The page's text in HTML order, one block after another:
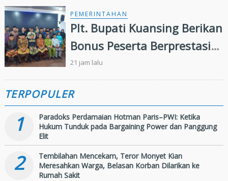
PEMERINTAHAN
Plt. Bupati Kuansing Berikan
Bonus Peserta Berprestasi
MTQ ke 44 Tingkat Provinsi
Riau
21 jam lalu
TERPOPULER
1
Paradoks Perdamaian Hotman Paris–PWI: Ketika
Hukum Tunduk pada Bargaining Power dan Panggung
Elit
2
Tembilahan Mencekam, Teror Monyet Kian
Meresahkan Warga, Belasan Korban Dilarikan ke
Rumah Sakit